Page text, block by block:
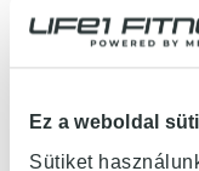
Ez a weboldal
Sütiket